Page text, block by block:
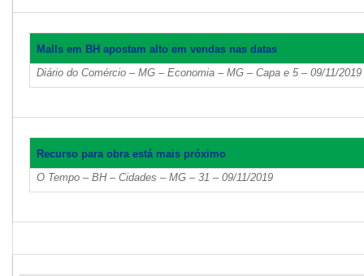
Malls em BH apostam alto em vendas nas datas
Diário do Comércio – MG – Economia – MG – Capa e 5 – 09/11/2019
Recurso para obra está mais próximo
O Tempo – BH – Cidades – MG – 31 – 09/11/2019